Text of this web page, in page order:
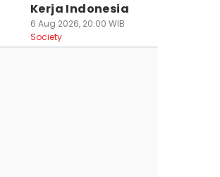
Kerja Indonesia
6 Aug 2026, 20:00 WIB
Society